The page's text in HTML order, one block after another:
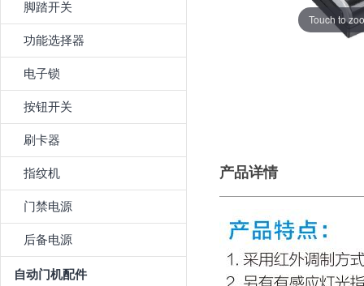
脚踏开关
功能选择器
电子锁
按钮开关
刷卡器
指纹机
门禁电源
后备电源
自动门机配件
Touch to
产品详情